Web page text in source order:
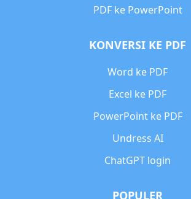
PDF ke PowerPoint
KONVERSI KE PDF
Word ke PDF
Excel ke PDF
PowerPoint ke PDF
Undress AI
ChatGPT login
POPULER